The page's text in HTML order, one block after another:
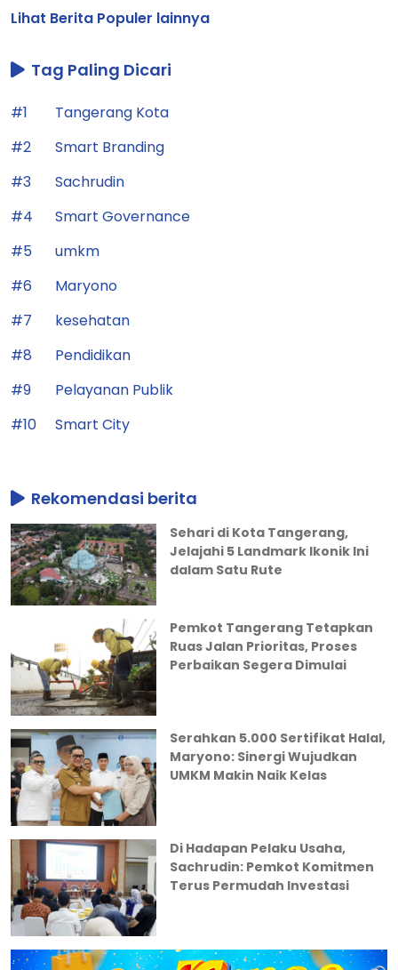
Lihat Berita Populer lainnya
Tag Paling Dicari
#1
Tangerang Kota
#2
Smart Branding
#3
Sachrudin
#4
Smart Governance
#5
umkm
#6
Maryono
#7
kesehatan
#8
Pendidikan
#9
Pelayanan Publik
#10
Smart City
Rekomendasi berita
Sehari di Kota Tangerang,
Jelajahi 5 Landmark Ikonik Ini
dalam Satu Rute
Pemkot Tangerang Tetapkan
Ruas Jalan Prioritas, Proses
Perbaikan Segera Dimulai
Serahkan 5.000 Sertifikat Halal,
Maryono: Sinergi Wujudkan
UMKM Makin Naik Kelas
Di Hadapan Pelaku Usaha,
Sachrudin: Pemkot Komitmen
Terus Permudah Investasi